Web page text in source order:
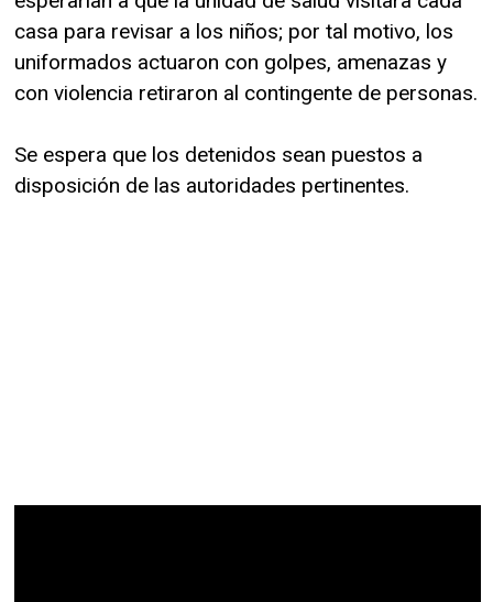
casa para revisar a los niños; por tal motivo, los
uniformados actuaron con golpes, amenazas y
con violencia retiraron al contingente de personas.
Se espera que los detenidos sean puestos a
disposición de las autoridades pertinentes.